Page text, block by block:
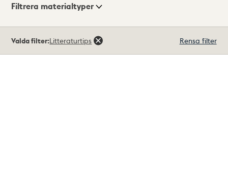
Visningsläge
Filtrera materialtyper
träffar
Valda filter:Litteraturtips Rensa filter